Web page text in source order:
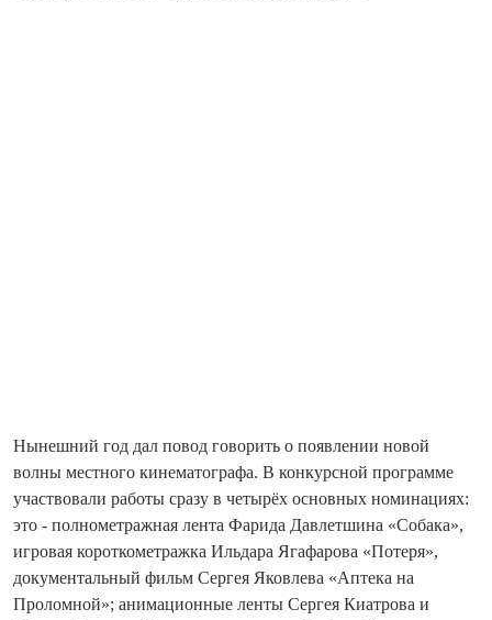
Нынешний год дал повод говорить о появлении новой
волны местного кинематографа. В конкурсной программе
участвовали работы сразу в четырёх основных номинациях:
это - полнометражная лента Фарида Давлетшина «Собака»,
игровая короткометражка Ильдара Ягафарова «Потеря»,
документальный фильм Сергея Яковлева «Аптека на
Проломной»; анимационные ленты Сергея Киатрова и